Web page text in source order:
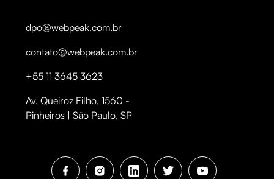
dpo@webpeak.com.br
contato@webpeak.com.br
+55 11 3645 3623
Av. Queiroz Filho, 1560 -
Pinheiros | São Paulo, SP